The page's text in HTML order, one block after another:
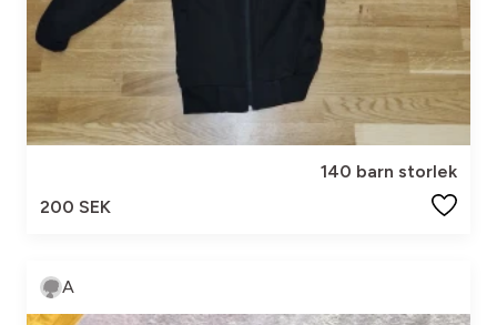
140 barn storlek
200 SEK
A